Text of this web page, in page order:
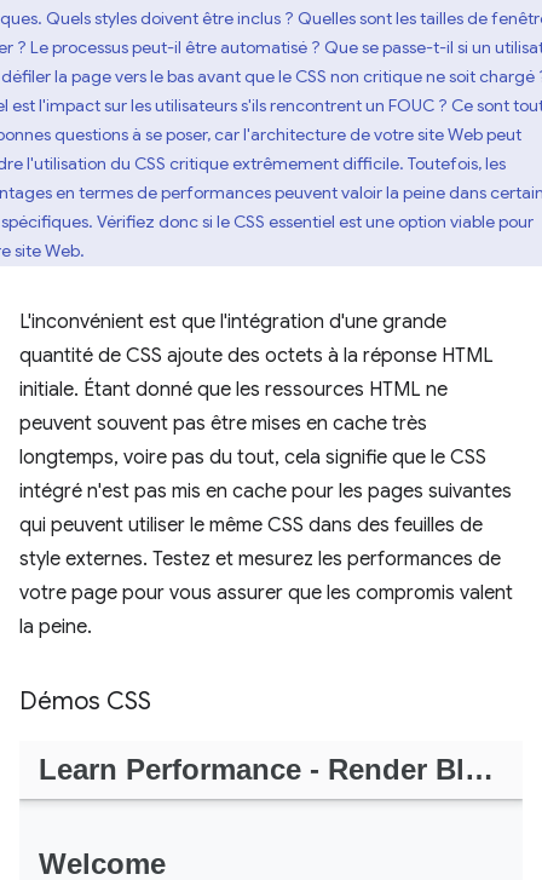
Quels styles doivent être inclus ? Quelles sont les tailles de
? Le processus peut-il être automatisé ? Que se passe-t-il si un
la page vers le bas avant que le CSS non critique ne soit chargé
est l'impact sur les utilisateurs s'ils rencontrent un FOUC ? Ce sont
questions à se poser, car l'architecture de votre site Web peut
l'utilisation du CSS critique extrêmement difficile. Toutefois, les
en termes de performances peuvent valoir la peine dans
Vérifiez donc si le CSS essentiel est une option viable pour
site Web.
L'inconvénient est que l'intégration d'une grande
quantité de CSS ajoute des octets à la réponse HTML
initiale. Étant donné que les ressources HTML ne
peuvent souvent pas être mises en cache très
longtemps, voire pas du tout, cela signifie que le CSS
intégré n'est pas mis en cache pour les pages suivantes
qui peuvent utiliser le même CSS dans des feuilles de
style externes. Testez et mesurez les performances de
votre page pour vous assurer que les compromis valent
la peine.
Démos CSS